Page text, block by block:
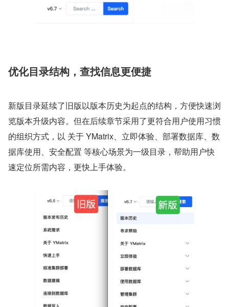
优化目录结构，查找信息更便捷
新版目录延续了旧版以版本历史为起点的结构，方便快速浏
览版本升级内容。但在后续章节采用了更符合用户使用习惯
的组织方式，以 关于 YMatrix、立即体验、部署数据库、数
据库使用、安全配置 等核心场景为一级目录，帮助用户快
速定位所需内容，更快上手体验。